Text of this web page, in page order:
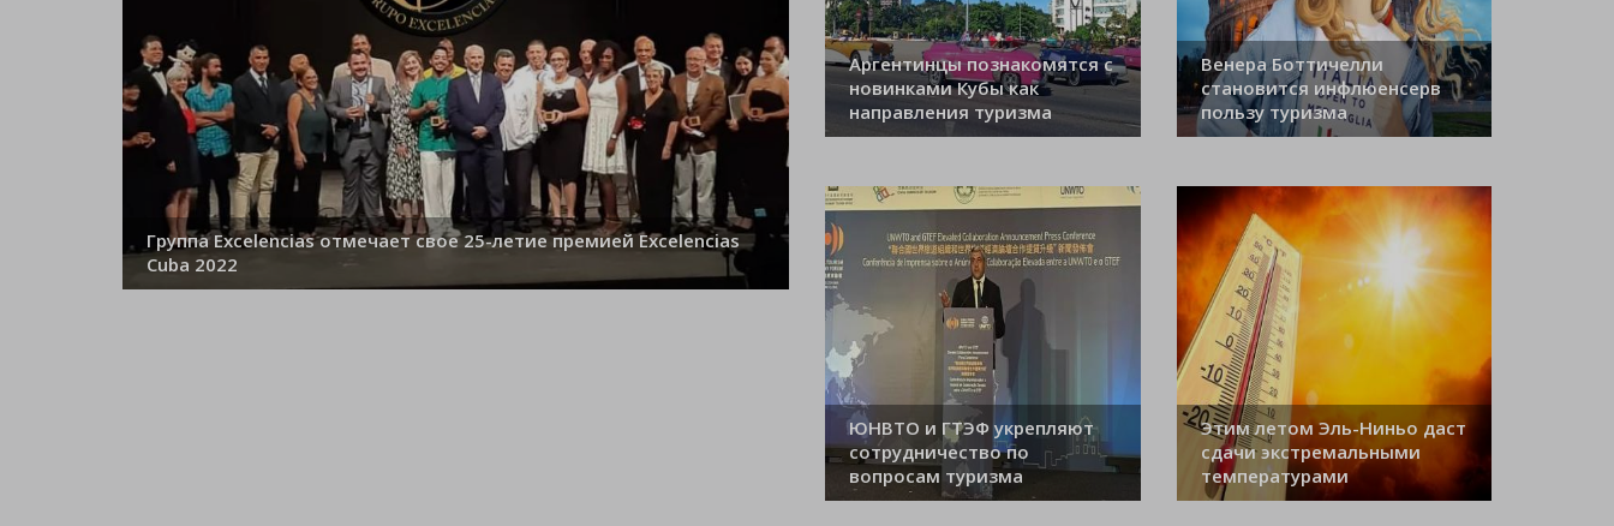
Группа Excelencias отмечает свое 25-летие премией Excelencias
Cuba 2022
Аргентинцы познакомятся с
новинками Кубы как
направления туризма
Венера Боттичелли
становится инфлюенсерв
пользу туризма
ЮНВТО и ГТЭФ укрепляют
сотрудничество по
вопросам туризма
Этим летом Эль-Ниньо даст
сдачи экстремальными
температурами